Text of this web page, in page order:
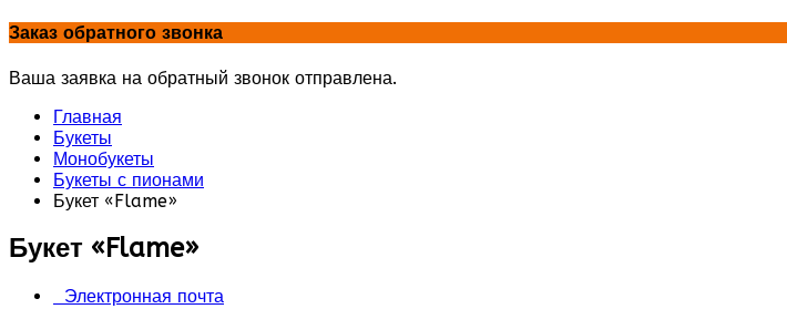
Заказ обратного звонка
Ваша заявка на обратный звонок отправлена.
Главная
Букеты
Монобукеты
Букеты с пионами
Букет «Flame»
Букет «Flame»
Электронная почта